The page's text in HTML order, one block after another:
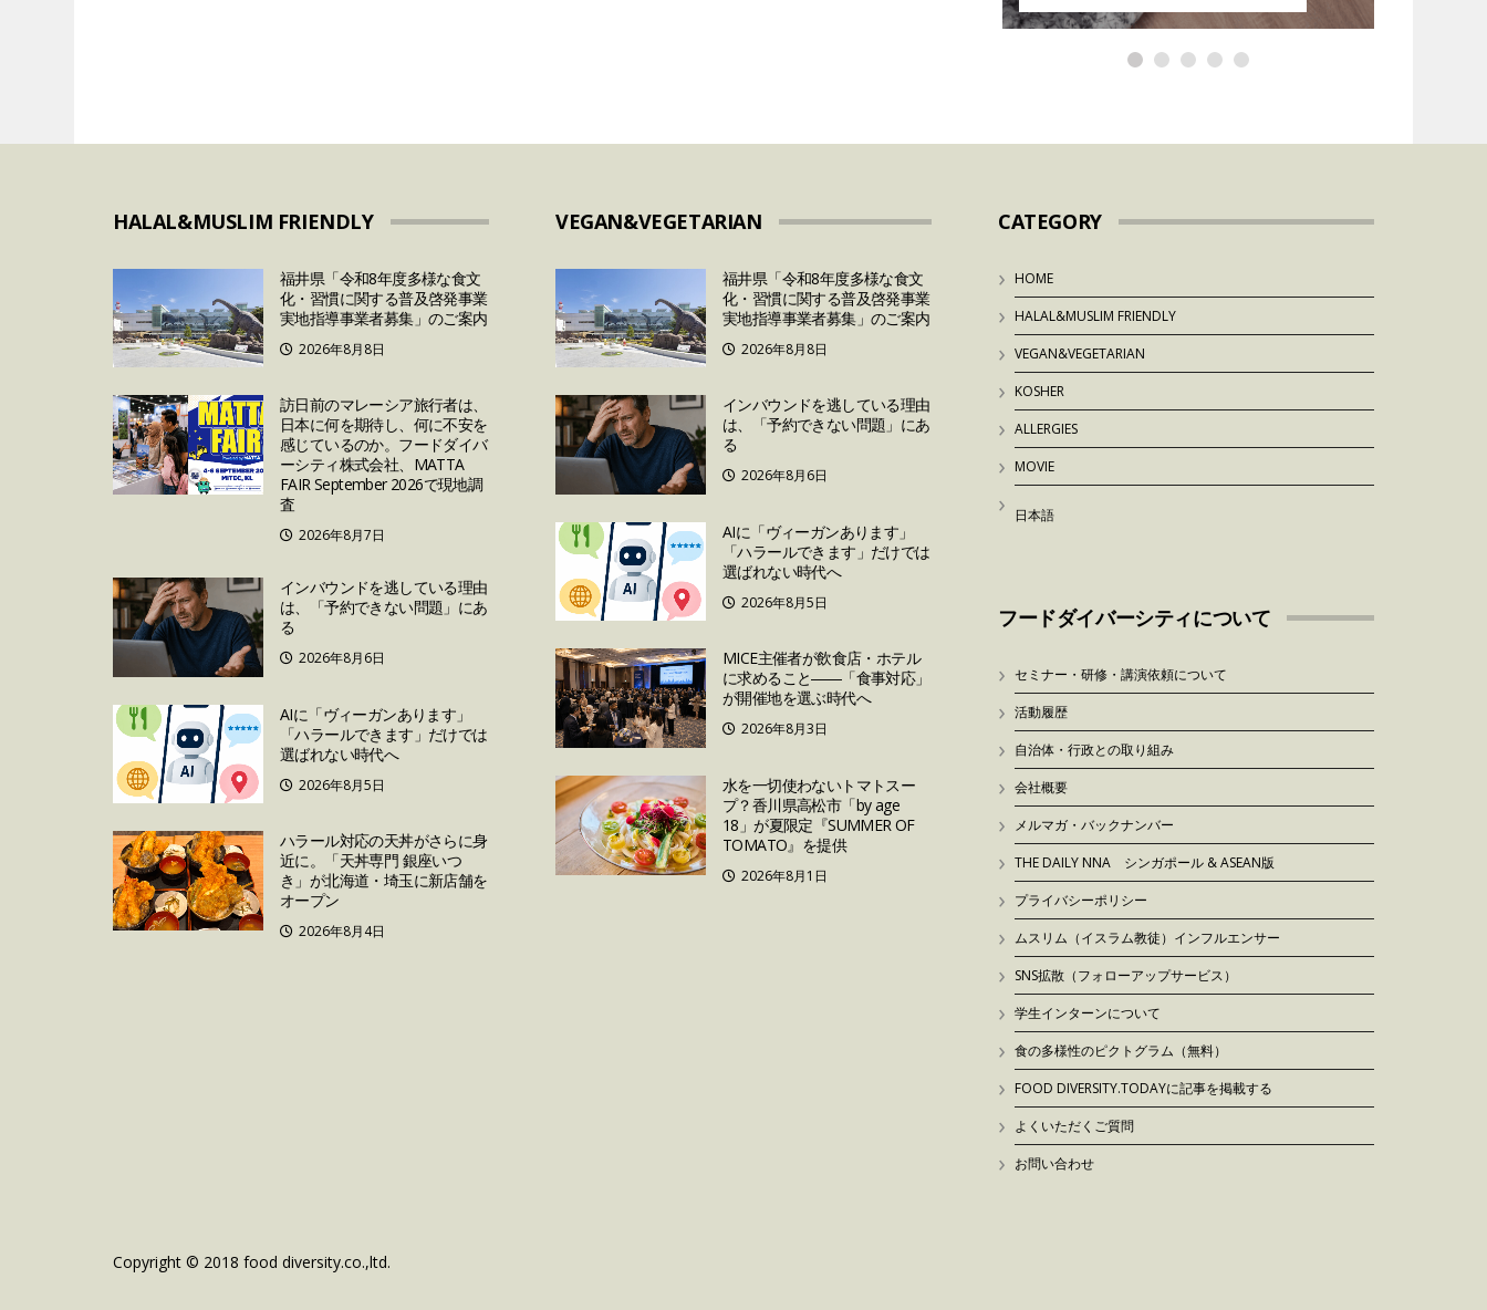
HALAL&MUSLIM FRIENDLY
福井県「令和8年度多様な食文
化・習慣に関する普及啓発事業
実地指導事業者募集」のご案内
2026年8月8日
訪日前のマレーシア旅行者は、
日本に何を期待し、何に不安を
感じているのか。フードダイバ
ーシティ株式会社、MATTA
FAIR September 2026で現地調
査
2026年8月7日
インバウンドを逃している理由
は、「予約できない問題」にあ
る
2026年8月6日
AIに「ヴィーガンあります」
「ハラールできます」だけでは
選ばれない時代へ
2026年8月5日
ハラール対応の天丼がさらに身
近に。「天丼専門 銀座いつ
き」が北海道・埼玉に新店舗を
オープン
2026年8月4日
VEGAN&VEGETARIAN
福井県「令和8年度多様な食文
化・習慣に関する普及啓発事業
実地指導事業者募集」のご案内
2026年8月8日
インバウンドを逃している理由
は、「予約できない問題」にあ
る
2026年8月6日
AIに「ヴィーガンあります」
「ハラールできます」だけでは
選ばれない時代へ
2026年8月5日
MICE主催者が飲食店・ホテル
に求めること――「食事対応」
が開催地を選ぶ時代へ
2026年8月3日
水を一切使わないトマトスー
プ？香川県高松市「by age
18」が夏限定『SUMMER OF
TOMATO』を提供
2026年8月1日
CATEGORY
HOME
HALAL&MUSLIM FRIENDLY
VEGAN&VEGETARIAN
KOSHER
ALLERGIES
MOVIE
日本語
フードダイバーシティについて
セミナー・研修・講演依頼について
活動履歴
自治体・行政との取り組み
会社概要
メルマガ・バックナンバー
THE DAILY NNA シンガポール & ASEAN版
プライバシーポリシー
ムスリム（イスラム教徒）インフルエンサー
SNS拡散（フォローアップサービス）
学生インターンについて
食の多様性のピクトグラム（無料）
FOOD DIVERSITY.TODAYに記事を掲載する
よくいただくご質問
お問い合わせ
Copyright © 2018 food diversity.co.,ltd.